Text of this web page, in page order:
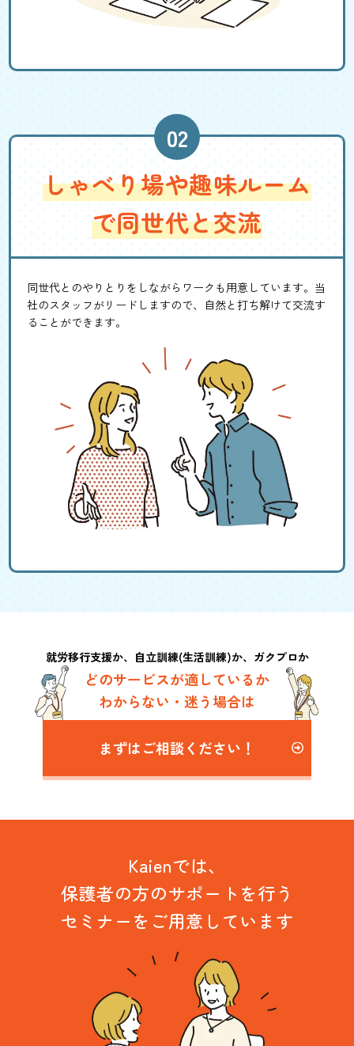
しゃべり場や趣味ルーム
で同世代と交流
同世代とのやりとりをしながらワークも用意しています。当
社のスタッフがリードしますので、自然と打ち解けて交流す
ることができます。
就労移行支援か、自立訓練(生活訓練)か、ガクプロか
どのサービスが適しているか
わからない・迷う場合は
まずはご相談ください！
Kaienでは、
保護者の方のサポートを行う
セミナーをご用意しています